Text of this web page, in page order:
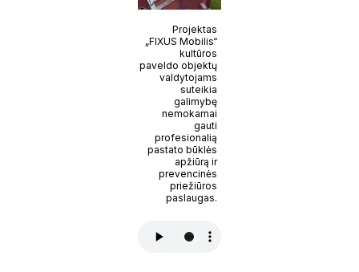
Projektas
„FIXUS Mobilis“
kultūros
paveldo objektų
valdytojams
suteikia
galimybę
nemokamai
gauti
profesionalią
pastato būklės
apžiūrą ir
prevencinės
priežiūros
paslaugas.